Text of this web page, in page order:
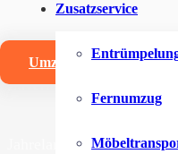
Zusatzservice
Fernumzug
Umzugskostenrechner
Zuverlässige und
Jahrelange Erfahrung